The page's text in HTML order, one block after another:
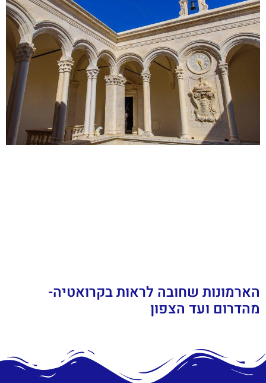
הארמונות שחובה לראות בקרואטיה-
מהדרום ועד הצפון